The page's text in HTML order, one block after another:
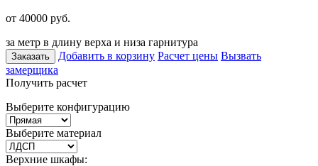
от 40000 руб.
за метр в длину верха и низа гарнитура
Заказать Добавить в корзину Расчет цены Вызвать
замерщика
Получить расчет
Выберите конфигурацию
Выберите материал
Верхние шкафы: